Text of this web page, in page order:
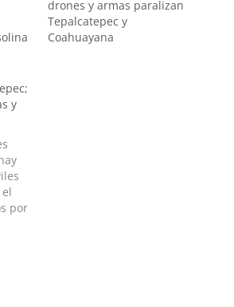
drones y armas paralizan
Tepalcatepec y
Coahuayana
y
por